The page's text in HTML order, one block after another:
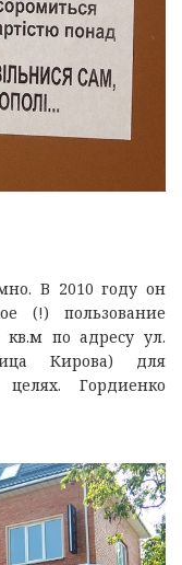
В 2010 году он
(!) пользование
по адресу ул.
Кирова) для
Гордиенко